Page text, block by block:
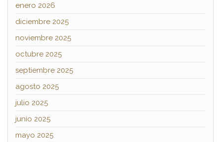
enero 2026
diciembre 2025
noviembre 2025
octubre 2025
septiembre 2025
agosto 2025
julio 2025
junio 2025
mayo 2025